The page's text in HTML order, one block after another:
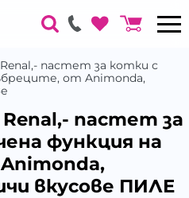
пастет за котки с
от Animonda,
Renal,- пастет за
функция на
вкусове ПИЛЕ